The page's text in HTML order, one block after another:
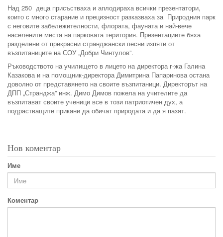
Над 250 деца присъстваха и аплодираха всички презентатори,
които с много старание и прецизност разказваха за Природния парк
с неговите забележителности, флората, фауната и най-вече
населените места на парковата територия. Презентациите бяха
разделени от прекрасни странджански песни изпяти от
възпитаниците на СОУ „Добри Чинтулов”.
Ръководството на училището в лицето на директора г-жа Галина
Казакова и на помощник-директора Димитрина Папаринова остана
доволно от представянето на своите възпитаници. Директорът на
ДПП „Странджа” инж. Димо Димов пожела на учителите да
възпитават своите ученици все в този патриотичен дух, а
подрастващите прикани да обичат природата и да я пазят.
Нов коментар
Име
Коментар